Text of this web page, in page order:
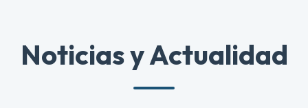
Noticias y Actualidad